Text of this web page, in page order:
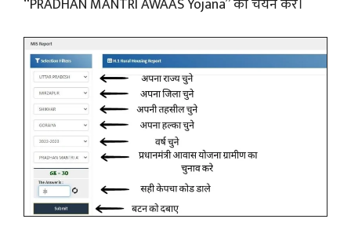
“PRADHAN MANTRI AWAAS Yojana” का चयन करें।